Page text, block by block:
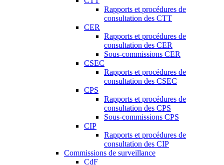
Rapports et procédures de
consultation des CTT
CER
Rapports et procédures de
consultation des CER
Sous-commissions CER
CSEC
Rapports et procédures de
consultation des CSEC
CPS
Rapports et procédures de
consultation des CPS
Sous-commissions CPS
CIP
Rapports et procédures de
consultation des CIP
Commissions de surveillance
CdF